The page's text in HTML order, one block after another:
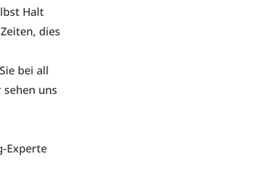
Halt
dies
bei all
uns
Experte